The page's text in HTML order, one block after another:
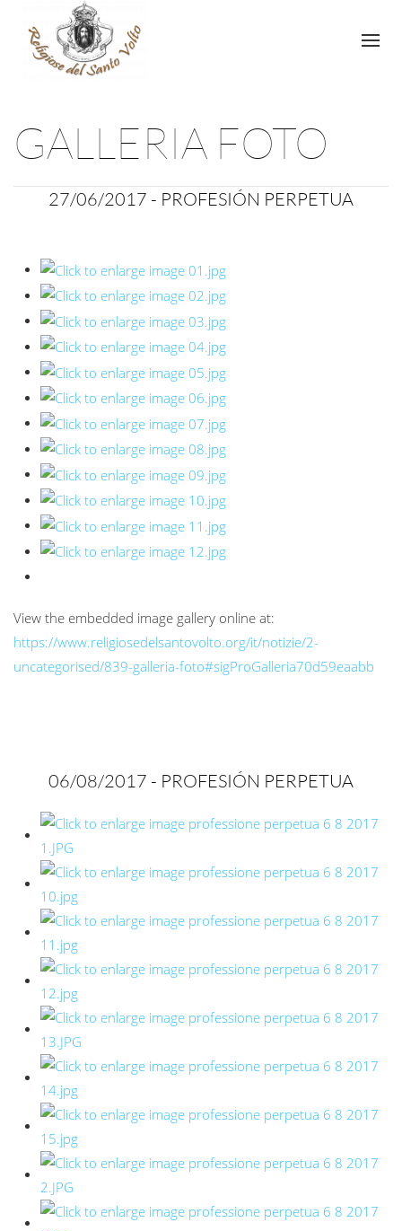
GALLERIA FOTO
27/06/2017 - PROFESIÓN PERPETUA
View the embedded image gallery online at:
https://www.religiosedelsantovolto.org/it/notizie/2-
uncategorised/839-galleria-foto#sigProGalleria70d59eaabb
06/08/2017 - PROFESIÓN PERPETUA